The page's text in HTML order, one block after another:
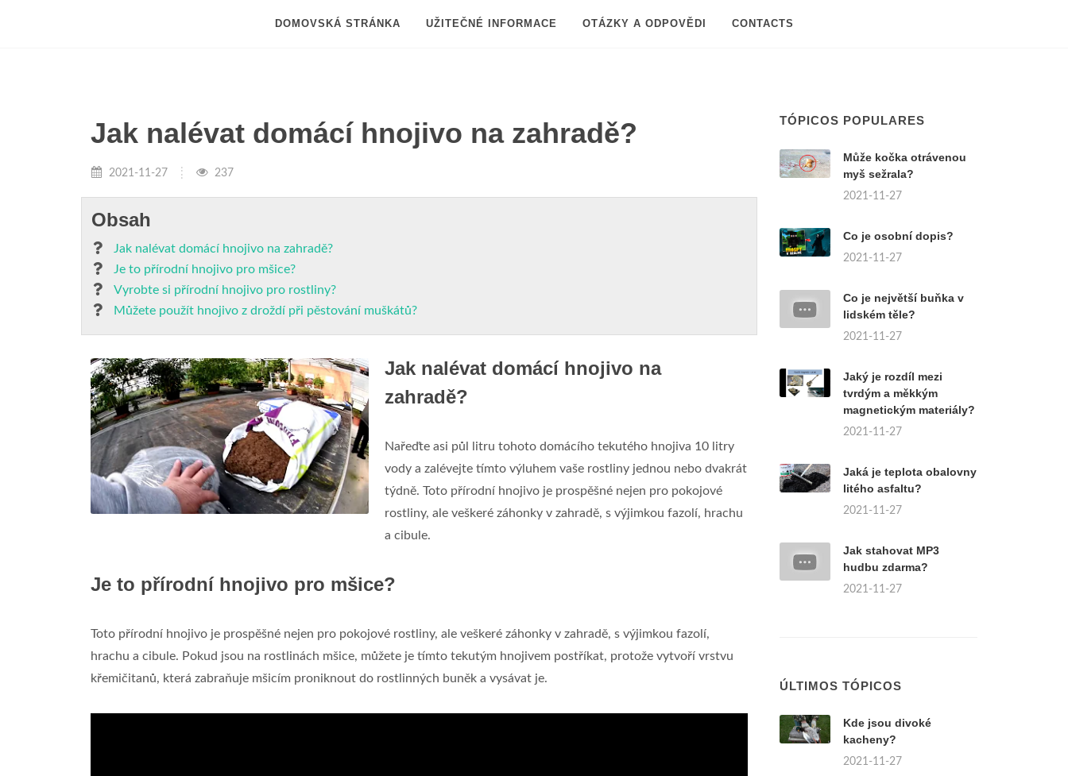
DOMOVSKÁ STRÁNKA UŽITEČNÉ INFORMACE OTÁZKY A ODPOVĚDI CONTACTS
Jak nalévat domácí hnojivo na zahradě?
2021-11-27 237
Obsah
Jak nalévat domácí hnojivo na zahradě?
Je to přírodní hnojivo pro mšice?
Vyrobte si přírodní hnojivo pro rostliny?
Můžete použít hnojivo z droždí při pěstování muškátů?
Jak nalévat domácí hnojivo na
zahradě?
Nařeďte asi půl litru tohoto domácího tekutého hnojiva 10 litry
vody a zalévejte tímto výluhem vaše rostliny jednou nebo dvakrát
týdně. Toto přírodní hnojivo je prospěšné nejen pro pokojové
rostliny, ale veškeré záhonky v zahradě, s výjimkou fazolí, hrachu
a cibule.
Je to přírodní hnojivo pro mšice?
Toto přírodní hnojivo je prospěšné nejen pro pokojové rostliny, ale veškeré záhonky v zahradě, s výjimkou fazolí,
hrachu a cibule. Pokud jsou na rostlinách mšice, můžete je tímto tekutým hnojivem postříkat, protože vytvoří vrstvu
křemičitanů, která zabraňuje mšicím proniknout do rostlinných buněk a vysávat je.
TÓPICOS POPULARES
Může kočka otrávenou
myš sežrala?
2021-11-27
Co je osobní dopis?
2021-11-27
Co je největší buňka v
lidském těle?
2021-11-27
Jaký je rozdíl mezi
tvrdým a měkkým
magnetickým materiály?
2021-11-27
Jaká je teplota obalovny
litého asfaltu?
2021-11-27
Jak stahovat MP3
hudbu zdarma?
2021-11-27
ÚLTIMOS TÓPICOS
Kde jsou divoké
kacheny?
2021-11-27